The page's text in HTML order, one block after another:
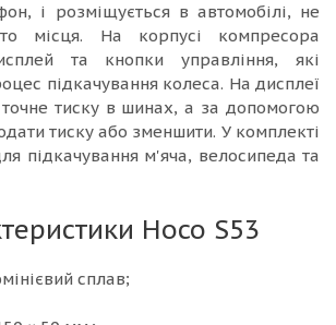
і розміщується в автомобілі, не
місця. На корпусі компресора
та кнопки управління, які
підкачування колеса. На дисплеї
точне тиску в шинах, а за допомогою
тиску або зменшити. У комплекті
підкачування м'яча, велосипеда та
Hoco S53
сплав;